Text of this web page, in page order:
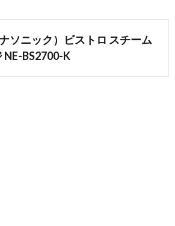
ソニック）ビストロ スチーム
NE-BS2700-K